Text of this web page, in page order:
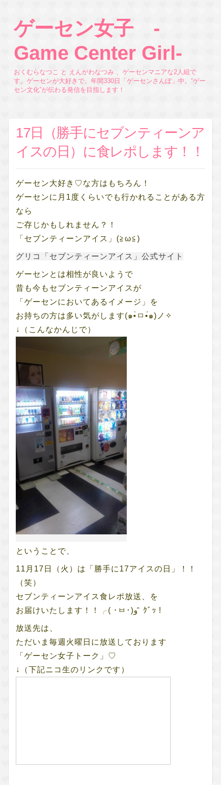
ゲーセン女子 -
Game Center Girl-
おくむらなつこ と えんがわなつみ 、ゲーセンマニアな2人組で
す。ゲーセンが大好きで、年間330日「ゲーセンさんぽ」中。“ゲー
セン文化”が伝わる発信を目指します！
17日（勝手にセブンティーンア
イスの日）に食レポします！！
ゲーセン大好き♡な方はもちろん！
ゲーセンに月1度くらいでも行かれることがある方
なら
ご存じかもしれません？！
「セブンティーンアイス」(≧ω≦)
グリコ「セブンティーンアイス」公式サイト
ゲーセンとは相性が良いようで
昔も今もセブンティーンアイスが
「ゲーセンにおいてあるイメージ」を
お持ちの方は多い気がします(๑•̀ㅁ•́๑)ノ✧
↓（こんなかんじで）
ということで、
11月17日（火）は「勝手に17アイスの日」！！
（笑）
セブンティーンアイス食レポ放送、を
お届けいたします！！╭( ･ㅂ･)و ̑̑ ｸﾞｯ !
放送先は、
ただいま毎週火曜日に放送しております
「ゲーセン女子トーク」♡
↓（下記ニコ生のリンクです）